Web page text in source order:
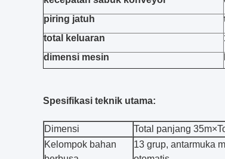
piring jatuh
total keluaran
dimensi mesin
Spesifikasi teknik utama:
Dimensi
Total panjang
Kelompok bahan
13 grup, antarmuka